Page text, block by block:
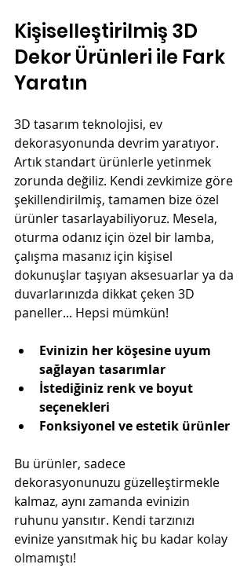
Kişiselleştirilmiş 3D
Dekor Ürünleri ile Fark
Yaratın
3D tasarım teknolojisi, ev
dekorasyonunda devrim yaratıyor.
Artık standart ürünlerle yetinmek
zorunda değiliz. Kendi zevkimize göre
şekillendirilmiş, tamamen bize özel
ürünler tasarlayabiliyoruz. Mesela,
oturma odanız için özel bir lamba,
çalışma masanız için kişisel
dokunuşlar taşıyan aksesuarlar ya da
duvarlarınızda dikkat çeken 3D
paneller... Hepsi mümkün!
Evinizin her köşesine uyum
sağlayan tasarımlar
İstediğiniz renk ve boyut
seçenekleri
Fonksiyonel ve estetik ürünler
Bu ürünler, sadece
dekorasyonunuzu güzelleştirmekle
kalmaz, aynı zamanda evinizin
ruhunu yansıtır. Kendi tarzınızı
evinize yansıtmak hiç bu kadar kolay
olmamıştı!